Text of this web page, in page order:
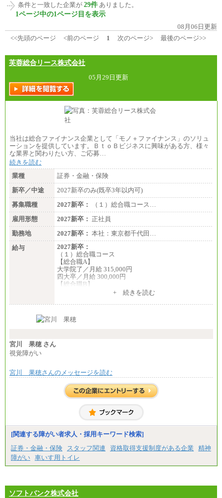
条件と一致した企業が 29件 ありました。
1ページ中の1ページ目を表示
08月06日更新
<<先頭のページ
<前のページ 1 次のページ> 最後のページ>>
芙蓉総合リース株式会社
05月29日更新
当社は総合ファイナンス企業として「モノ＋ファイナンス」のソリュ
ーションを提供しています。ＢｔｏＢビジネスに興味がある方、様々
な業界と関わりたい方、ご応募…
続きを読む
業種
証券・金融・保険
新卒／中途
2027新卒のみ(既卒3年以内可)
募集職種
2027新卒：
（１）総合職コース…
雇用形態
2027新卒： 正社員
勤務地
2027新卒： 本社：東京都千代田…
給与
2027新卒：
（１）総合職コース
【総合職A】
大学院了／月給 315,000円
四大卒／月給 300,000円
【総合職B】
大学院了／月給 282,000円
月給198,300円
+ 続きを読む
宮川 果穂 さん
視覚障がい
宮川 果穂さんのメッセージを読む
[関連する障がい者求人・採用キーワード検索]
証券・金融・保険
スタッフ関連 資格取得支援制度がある企業
精神
障がい 車いす用トイレ
ソフトバンク株式会社